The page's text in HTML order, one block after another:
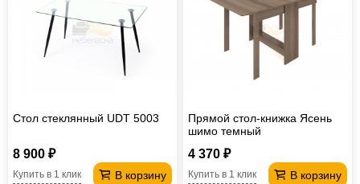
Стол стеклянный UDT 5003
8 900 ₽
В корзину
Купить в 1 клик
Прямой стол-книжка Ясень
шимо темный
4 370 ₽
В корзину
Купить в 1 клик